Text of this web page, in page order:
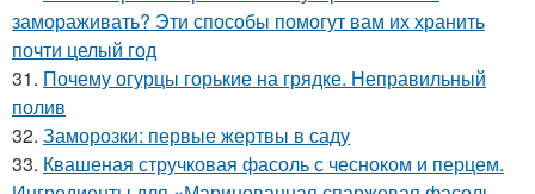
замораживать? Эти способы помогут вам их хранить
почти целый год
31. Почему огурцы горькие на грядке. Неправильный
полив
32. Заморозки: первые жертвы в саду
33. Квашеная стручковая фасоль с чесноком и перцем.